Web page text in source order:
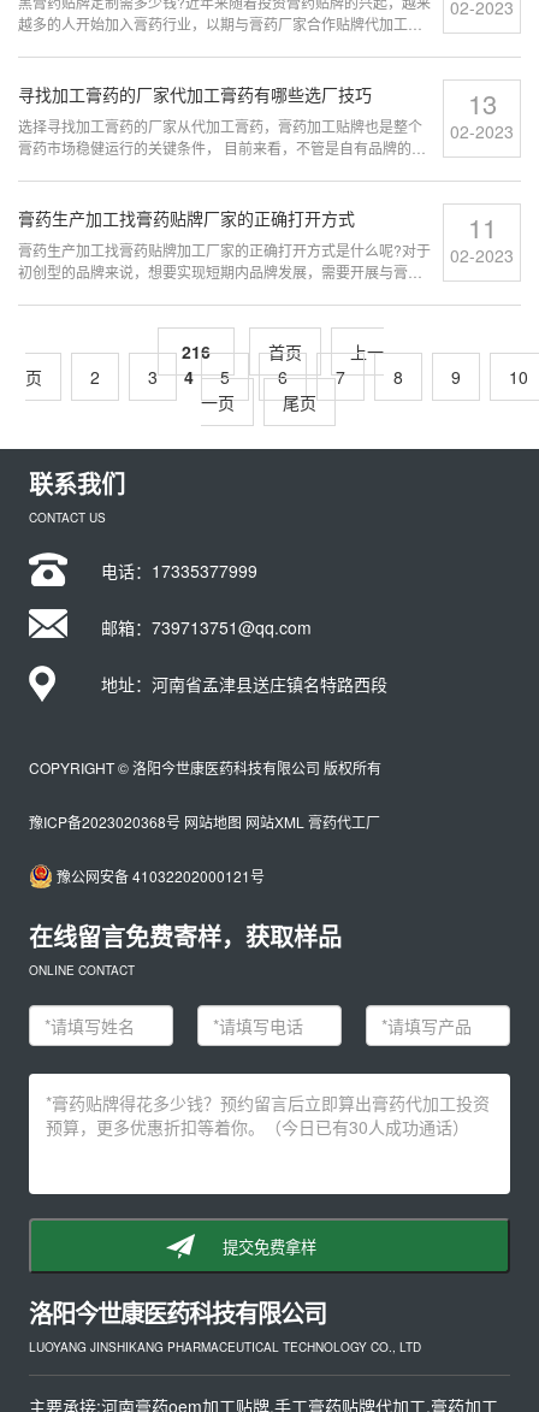
越多的人开始加入膏药行业，以期与膏药厂家合作贴牌代加工定
02-2023
寻找加工膏药的厂家代加工膏药有哪些选厂技巧
选择寻找加工膏药的厂家从代加工膏药，膏药加工贴牌也是整个
膏药市场稳健运行的关键条件， 目前来看，不管是自有品牌的工
13
02-2023
膏药生产加工找膏药贴牌厂家的正确打开方式
膏药生产加工找膏药贴牌加工厂家的正确打开方式是什么呢?对于
初创型的品牌来说，想要实现短期内品牌发展，需要开展与膏药
11
02-2023
216 首页
上一
页
2 3 4 5 6 7 8 9
10
一页
尾页
联系我们
CONTACT US
电话： 17335377999
邮箱：739713751@qq.com
地址：河南省孟津县送庄镇名特路西段
COPYRIGHT © 洛阳今世康医药科技有限公司 版权所有
豫ICP备2023020368号 网站地图 网站XML 膏药代工厂
豫公网安备 41032202000121号
在线留言免费寄样，获取样品
ONLINE CONTACT
提交免费拿样
洛阳今世康医药科技有限公司
LUOYANG JINSHIKANG PHARMACEUTICAL TECHNOLOGY CO., LTD
主要承接:河南膏药oem加工贴牌,手工膏药贴牌代加工,膏药加工